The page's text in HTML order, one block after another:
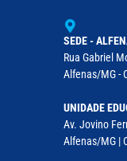
SEDE -
Rua Gabriel
Alfenas/MG -
UNIDADE
Av. Jovino
Alfenas/MG |